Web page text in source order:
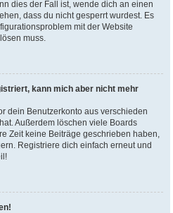
dies der Fall ist, wende dich an einen
dass du nicht gesperrt wurdest. Es
mit der Website
muss.
kann mich aber nicht mehr
dein Benutzerkonto aus verschieden
Außerdem löschen viele Boards
Zeit keine Beiträge geschrieben haben,
Registriere dich einfach erneut und